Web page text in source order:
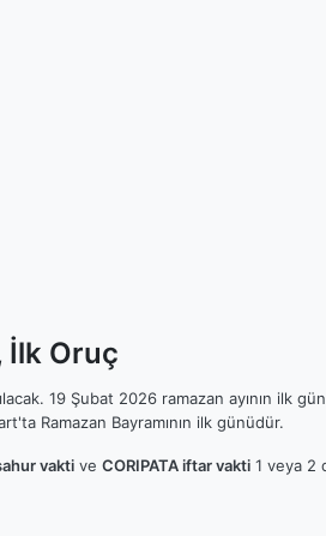
İlk Oruç
19 Şubat 2026 ramazan ayının ilk
Ramazan Bayramının ilk günüdür.
vakti ve CORIPATA iftar vakti 1 veya 2